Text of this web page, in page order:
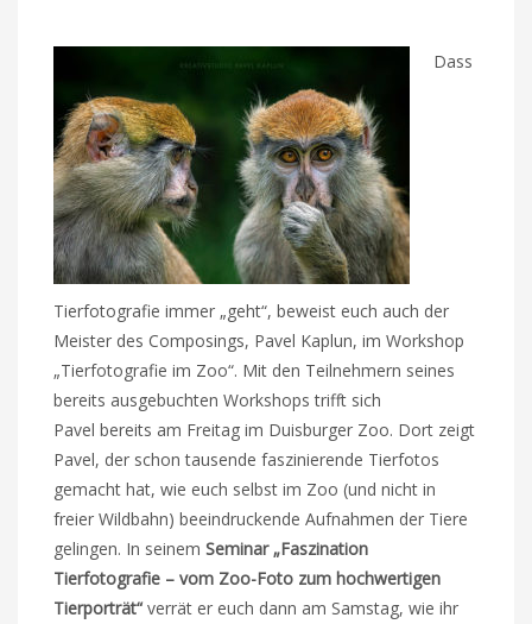
Dass
Tierfotografie immer „geht“, beweist euch auch der
Meister des Composings, Pavel Kaplun, im Workshop
„Tierfotografie im Zoo“. Mit den Teilnehmern seines
bereits ausgebuchten Workshops trifft sich
Pavel bereits am Freitag im Duisburger Zoo. Dort zeigt
Pavel, der schon tausende faszinierende Tierfotos
gemacht hat, wie euch selbst im Zoo (und nicht in
freier Wildbahn) beeindruckende Aufnahmen der Tiere
gelingen. In seinem Seminar „Faszination
Tierfotografie – vom Zoo-Foto zum hochwertigen
Tierporträt“verrät er euch dann am Samstag, wie ihr